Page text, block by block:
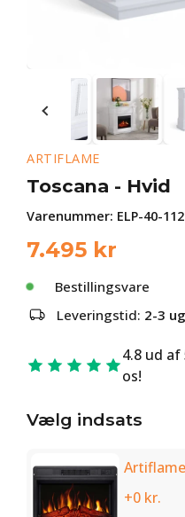
ARTIFLAME
Toscana - Hvid
Varenummer: ELP-40-112
7.495 kr
Bestillingsvare
Leveringstid: 2-3
4.8 ud af
os!
Vælg indsats
+0 kr.